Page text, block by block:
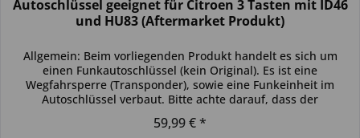
Autoschlüssel geeignet für Citroen 3 Tasten mit ID46
und HU83 (Aftermarket Produkt)
Allgemein: Beim vorliegenden Produkt handelt es sich um
einen Funkautoschlüssel (kein Original). Es ist eine
Wegfahrsperre (Transponder), sowie eine Funkeinheit im
Autoschlüssel verbaut. Bitte achte darauf, dass der
59,99 € *